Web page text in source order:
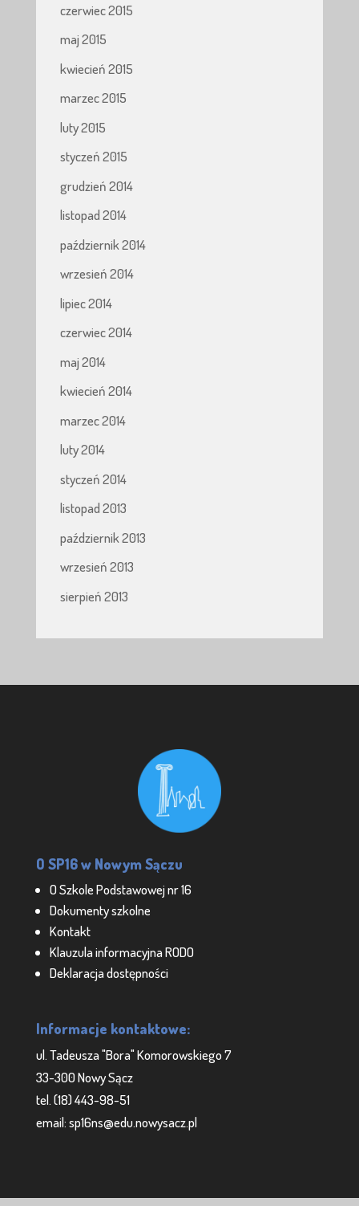
czerwiec 2015
maj 2015
kwiecień 2015
marzec 2015
luty 2015
styczeń 2015
grudzień 2014
listopad 2014
październik 2014
wrzesień 2014
lipiec 2014
czerwiec 2014
maj 2014
kwiecień 2014
marzec 2014
luty 2014
styczeń 2014
listopad 2013
październik 2013
wrzesień 2013
sierpień 2013
O SP16 w Nowym Sączu
O Szkole Podstawowej nr 16
Dokumenty szkolne
Kontakt
Klauzula informacyjna RODO
Deklaracja dostępności
Informacje kontaktowe:
ul. Tadeusza "Bora" Komorowskiego 7
33-300 Nowy Sącz
tel. (18) 443-98-51
email: sp16ns@edu.nowysacz.pl